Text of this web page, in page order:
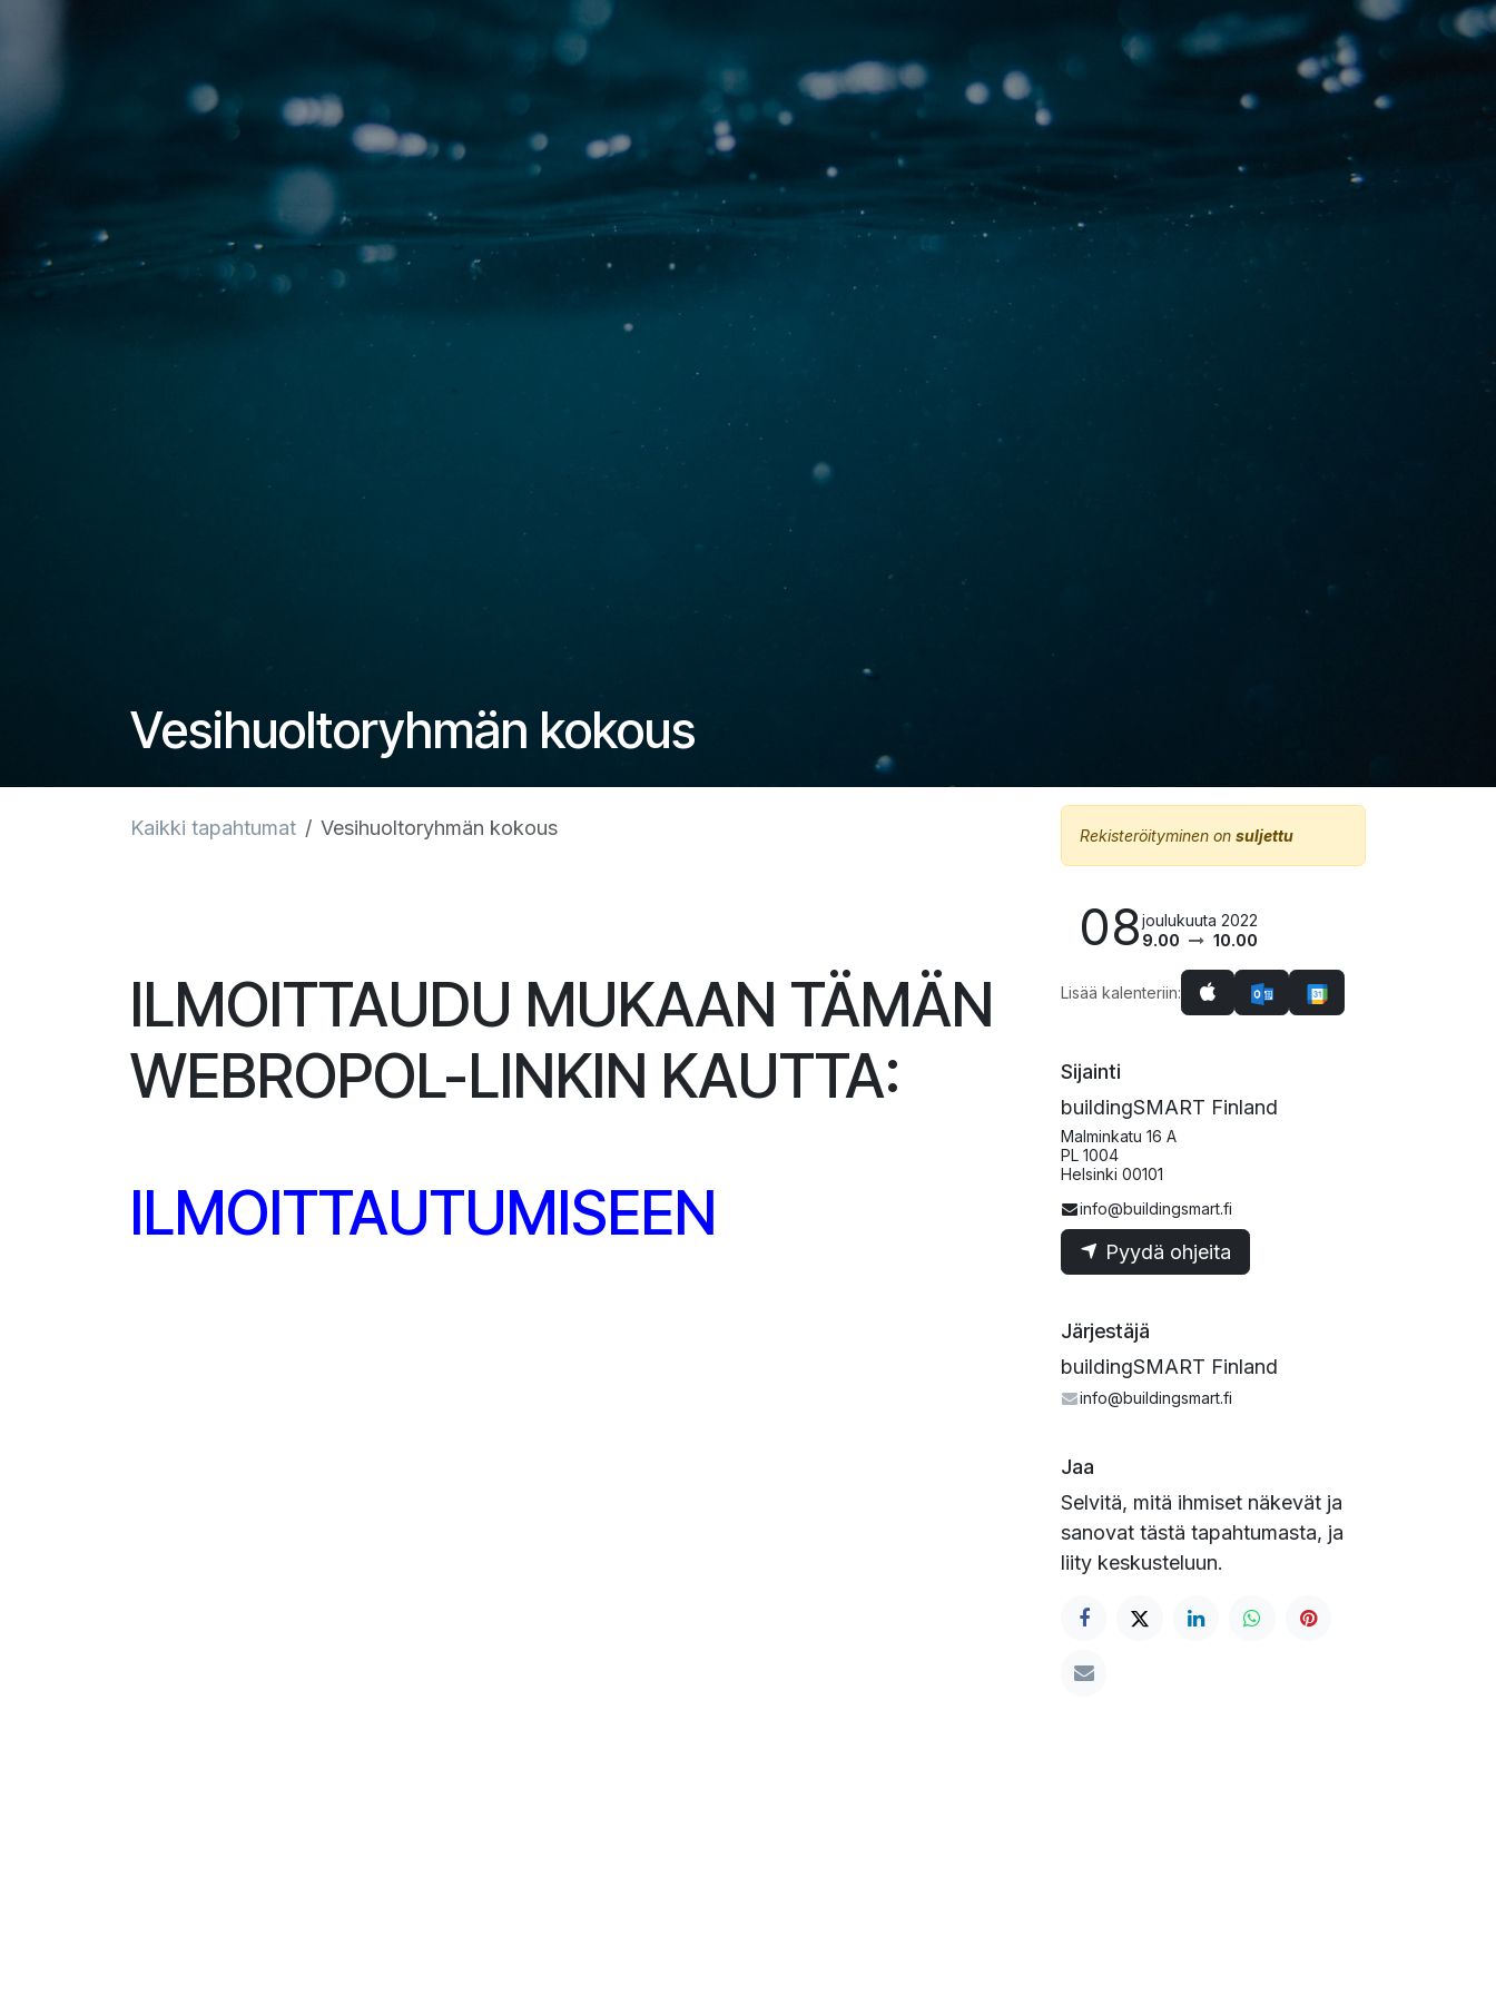
Vesihuoltoryhmän kokous
Kaikki tapahtumat Vesihuoltoryhmän kokous
ILMOITTAUDU MUKAAN TÄMÄN
WEBROPOL-LINKIN KAUTTA:
ILMOITTAUTUMISEEN
Rekisteröityminen on suljettu
08joulukuuta 2022
9.00
10.00
Lisää kalenteriin:
Sijainti
buildingSMART Finland
Malminkatu 16 A
PL 1004
Helsinki 00101
info@buildingsmart.fi
Pyydä ohjeita
Järjestäjä
buildingSMART Finland
info@buildingsmart.fi
Jaa
Selvitä, mitä ihmiset näkevät ja
sanovat tästä tapahtumasta, ja
liity keskusteluun.